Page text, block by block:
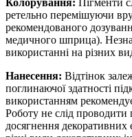
ретельно перемішуючи
рекомендованого
медичного шприца).
використанні на різних
Нанесення: Відтінок
поглинаючої здатності
використанням
Роботу не слід
досягнення